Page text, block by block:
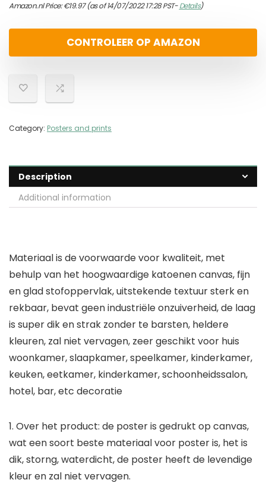
Amazon.nl Price:€19.97(as of 14/07/2022 17:28 PST-Details)
CONTROLEER OP AMAZON
Category: Posters and prints
Description
Additional information
Materiaal is de voorwaarde voor kwaliteit, met
behulp van het hoogwaardige katoenen canvas, fijn
en glad stofoppervlak, uitstekende textuur sterk en
rekbaar, bevat geen industriële onzuiverheid, de laag
is super dik en strak zonder te barsten, heldere
kleuren, zal niet vervagen, zeer geschikt voor huis
woonkamer, slaapkamer, speelkamer, kinderkamer,
keuken, eetkamer, kinderkamer, schoonheidssalon,
hotel, bar, etc decoratie
1. Over het product: de poster is gedrukt op canvas,
wat een soort beste materiaal voor poster is, het is
dik, storng, waterdicht, de poster heeft de levendige
kleur en zal niet vervagen.